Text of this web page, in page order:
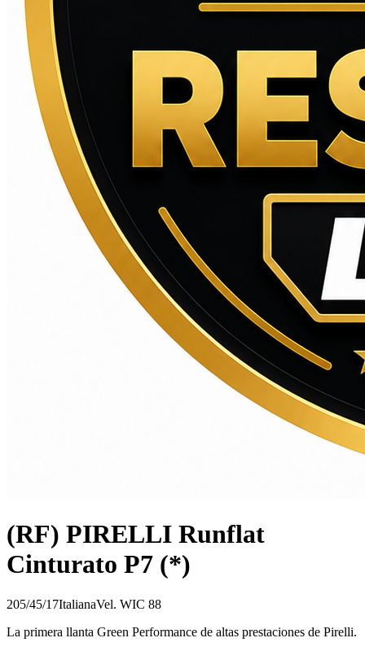
(RF) PIRELLI Runflat
Cinturato P7 (*)
205/45/17ItalianaVel. WIC 88
La primera llanta Green Performance de altas prestaciones de Pirelli.